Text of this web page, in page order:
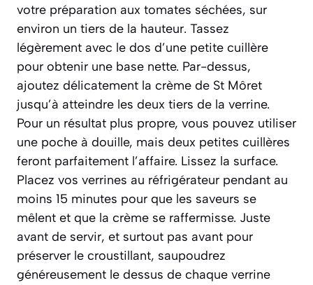
votre préparation aux tomates séchées, sur
environ un tiers de la hauteur. Tassez
légèrement avec le dos d’une petite cuillère
pour obtenir une base nette. Par-dessus,
ajoutez délicatement la crème de St Môret
jusqu’à atteindre les deux tiers de la verrine.
Pour un résultat plus propre, vous pouvez utiliser
une poche à douille, mais deux petites cuillères
feront parfaitement l’affaire. Lissez la surface.
Placez vos verrines au réfrigérateur pendant au
moins 15 minutes pour que les saveurs se
mêlent et que la crème se raffermisse. Juste
avant de servir, et surtout pas avant pour
préserver le croustillant, saupoudrez
généreusement le dessus de chaque verrine